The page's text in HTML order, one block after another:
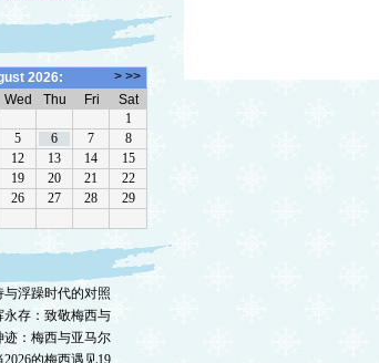
与浮躁时代的对照
永存：致敬梅西与
迹：梅西与亚马尔
2026的梅西遇见19